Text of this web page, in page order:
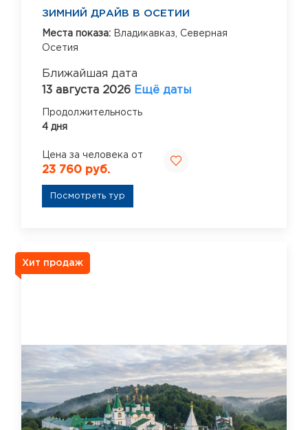
ЗИМНИЙ ДРАЙВ В ОСЕТИИ
Места показа: Владикавказ, Северная
Осетия
Ближайшая дата
13 августа 2026 Ещё даты
Продолжительность
4 дня
Цена за человека от
23 760 руб.
Посмотреть тур
Хит продаж